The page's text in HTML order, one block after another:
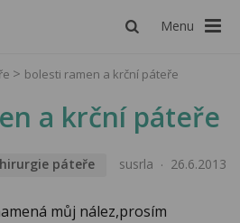
Menu
bolesti ramen a krční páteře
a krční páteře
páteře susrla 26.6.2013
můj nález,prosím